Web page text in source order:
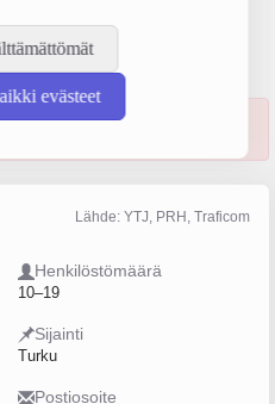
evästeet
Päättäjätiedot
Lähde: YTJ, PRH, Traficom
Henkilöstömäärä
10–19
Sijainti
Turku
Postiosoite